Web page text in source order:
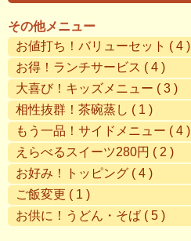
その他メニュー
お値打ち！バリューセット ( 4 )
お得！ランチサービス ( 4 )
大喜び！キッズメニュー ( 3 )
相性抜群！茶碗蒸し ( 1 )
もう一品！サイドメニュー ( 4 )
えらべるスイーツ280円 ( 2 )
お好み！トッピング ( 4 )
ご飯変更 ( 1 )
お供に！うどん・そば ( 5 )